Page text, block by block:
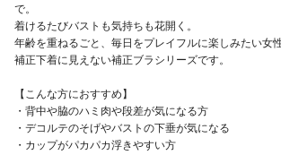
で。
着けるたびバストも気持ちも花開く。
年齢を重ねるごと、毎日をプレイフルに楽しみたい女
補正下着に見えない補正ブラシリーズです。
【こんな方におすすめ】
・背中や脇のハミ肉や段差が気になる方
・デコルテのそげやバストの下垂が気になる
・カップがパカパカ浮きやすい方